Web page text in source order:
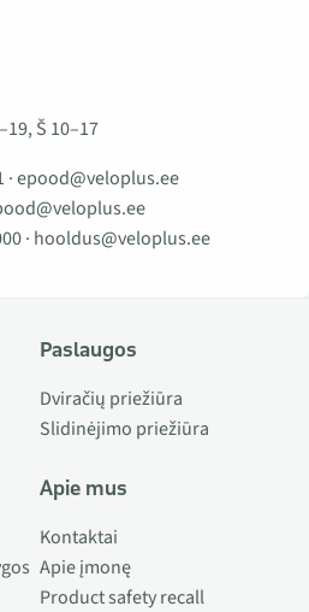
Š 10–17
·epood@veloplus.ee
· hooldus@veloplus.ee
Paslaugos
Dviračių priežiūra
Slidinėjimo priežiūra
Apie mus
Kontaktai
Apie įmonę
Product safety recall